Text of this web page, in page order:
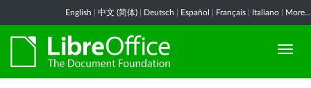
English 中文 (简体) Deutsch Español Français Italiano More...